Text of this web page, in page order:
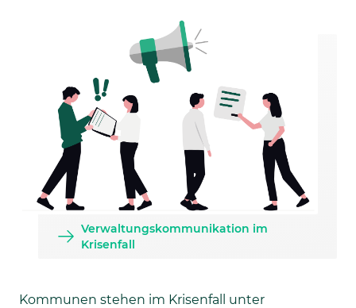
Verwaltungskommunikation im
Krisenfall
Kommunen stehen im Krisenfall unter